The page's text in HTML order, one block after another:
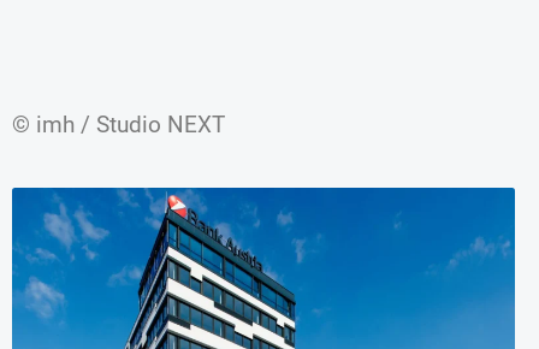
© imh / Studio NEXT